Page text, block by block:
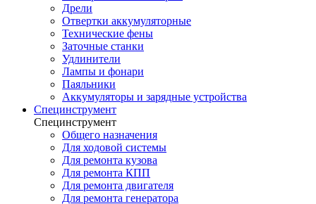
Дрели
Отвертки аккумуляторные
Технические фены
Заточные станки
Удлинители
Лампы и фонари
Паяльники
Аккумуляторы и зарядные устройства
Специнструмент
Специнструмент
Общего назначения
Для ходовой системы
Для ремонта кузова
Для ремонта КПП
Для ремонта двигателя
Для ремонта генератора